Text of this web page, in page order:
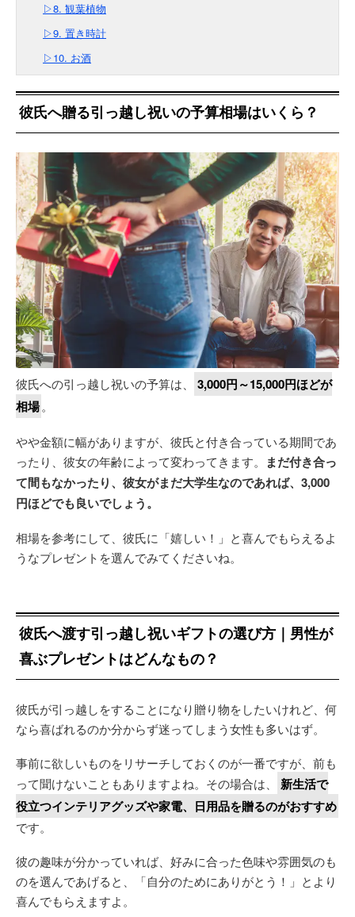
▷8. 観葉植物
▷9. 置き時計
▷10. お酒
彼氏へ贈る引っ越し祝いの予算相場はいくら？
彼氏への引っ越し祝いの予算は、
3,000円～15,000円ほどが
相場。
やや金額に幅がありますが、彼氏と付き合っている期間であ
ったり、彼女の年齢によって変わってきます。
まだ付き合っ
て間もなかったり、彼女がまだ大学生なのであれば、3,000
円ほどでも良いでしょう。
相場を参考にして、彼氏に「嬉しい！」と喜んでもらえるよ
うなプレゼントを選んでみてくださいね。
彼氏へ渡す引っ越し祝いギフトの選び方｜男性が
喜ぶプレゼントはどんなもの？
彼氏が引っ越しをすることになり贈り物をしたいけれど、何
なら喜ばれるのか分からず迷ってしまう女性も多いはず。
事前に欲しいものをリサーチしておくのが一番ですが、前も
って聞けないこともありますよね。その場合は、
新生活で
役立つインテリアグッズや家電、日用品を贈るのがおすすめ
です。
彼の趣味が分かっていれば、好みに合った色味や雰囲気のも
のを選んであげると、「自分のためにありがとう！」とより
喜んでもらえますよ。